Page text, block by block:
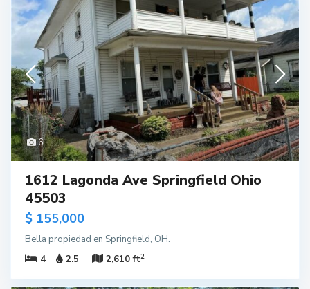
6
1612 Lagonda Ave Springfield Ohio
45503
$ 155,000
Bella propiedad en Springfield, OH.
4
2.5 2,610 ft2